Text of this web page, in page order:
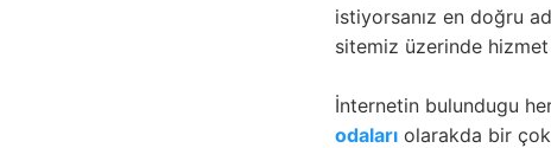
istiyorsanız en doğru
sitemiz üzerinde
İnternetin bulundugu
odaları olarakda bir